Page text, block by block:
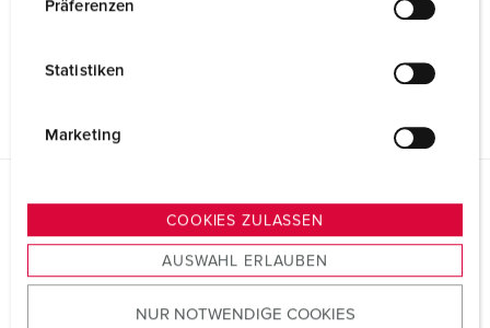
s
u
Präferenzen
Statistiken
Marketing
COOKIES ZULASSEN
AUSWAHL ERLAUBEN
NUR NOTWENDIGE COOKIES
Prospekt
Cepex-Wandsteckdose, lichtgrau 4808
REACh